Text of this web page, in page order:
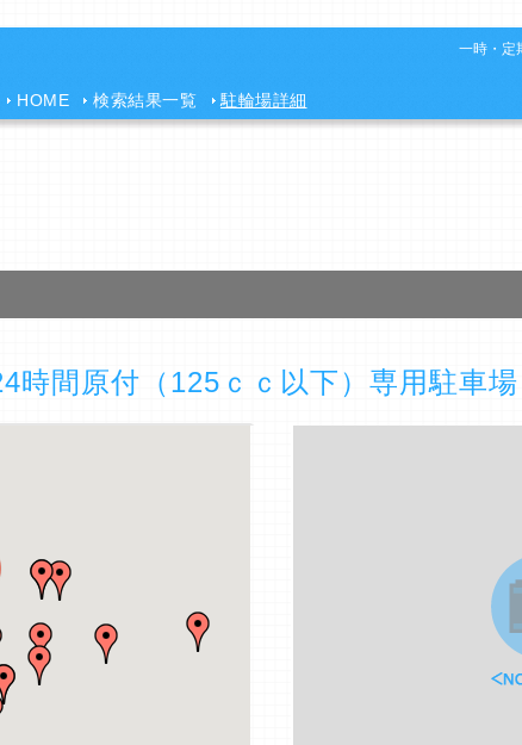
一時・定
HOME 検索結果一覧 駐輪場詳細
時間原付（125ｃｃ以下）専用駐車場